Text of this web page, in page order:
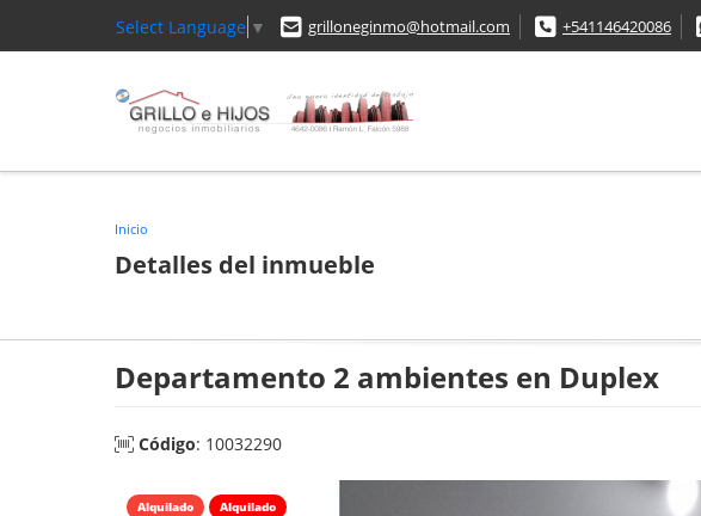
Select Language ▼ grilloneginmo@hotmail.com +541146420086
Inicio
Detalles del inmueble
Departamento 2 ambientes en Duplex
Código: 10032290
Alquilado Alquilado